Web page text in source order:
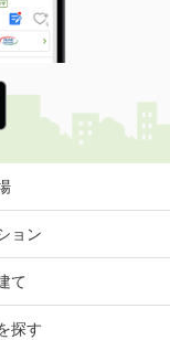
２
ョン
て
探す